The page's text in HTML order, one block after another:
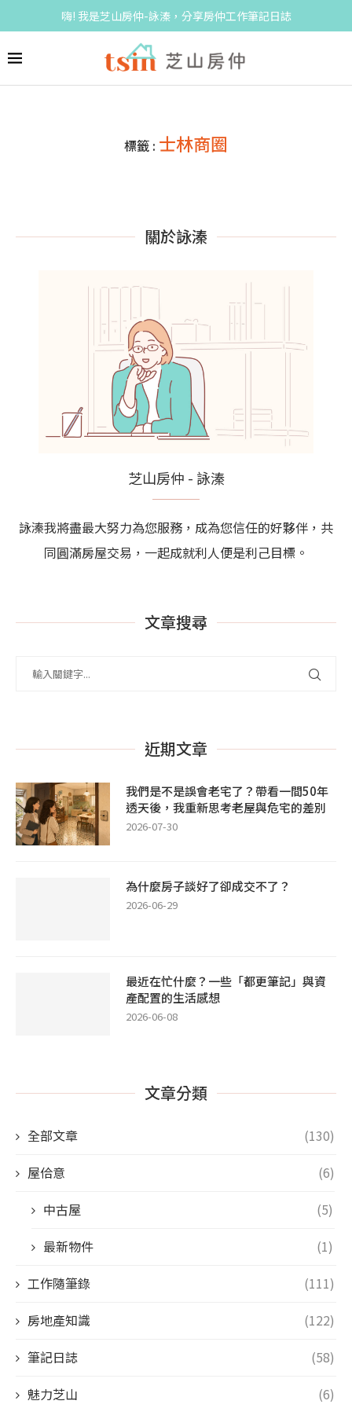
嗨! 我是芝山房仲-詠溱，分享房仲工作筆記日誌
標籤 : 士林商圈
關於詠溱
芝山房仲 - 詠溱
詠溱我將盡最大努力為您服務，成為您信任的好夥伴，共
同圓滿房屋交易，一起成就利人便是利己目標。
文章搜尋
近期文章
我們是不是誤會老宅了？帶看一間50年
透天後，我重新思考老屋與危宅的差別
2026-07-30
為什麼房子談好了卻成交不了？
2026-06-29
最近在忙什麼？一些「都更筆記」與資
產配置的生活感想
2026-06-08
文章分類
全部文章
(130)
屋佮意
(6)
中古屋
(5)
最新物件
(1)
工作隨筆錄
(111)
房地產知識
(122)
筆記日誌
(58)
魅力芝山
(6)